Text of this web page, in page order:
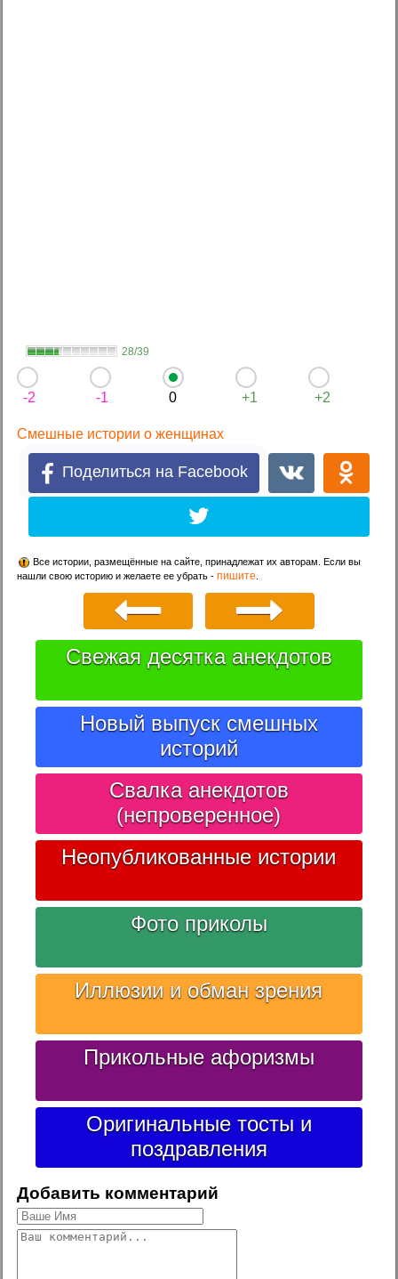
28/39
-2 -1 0 +1 +2
Смешные истории о женщинах
Поделиться на Facebook
Все истории, размещённые на сайте, принадлежат их авторам. Если вы
нашли свою историю и желаете ее убрать -пишите
Свежая десятка анекдотов
Новый выпуск смешных
историй
Свалка анекдотов
(непроверенное)
Неопубликованные истории
Фото приколы
Иллюзии и обман зрения
Прикольные афоризмы
Оригинальные тосты и
поздравления
Добавить комментарий